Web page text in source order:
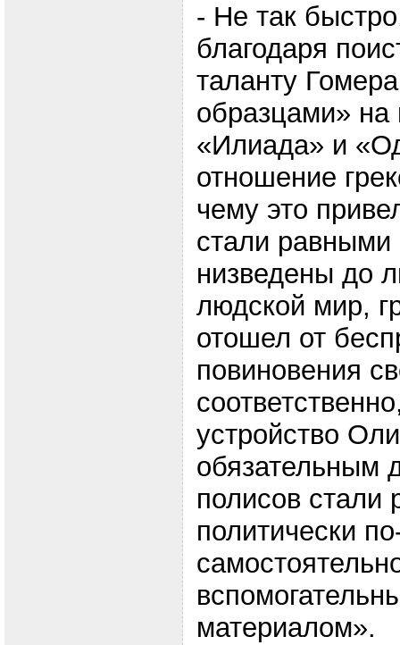
- Не так
благодаря
таланту
образцами» на
«Илиада» и
отношение
чему это
стали равными
низведены до
людской мир,
отошел от
повиновения
устройство
обязательным
полисов стали
политически
материалом».